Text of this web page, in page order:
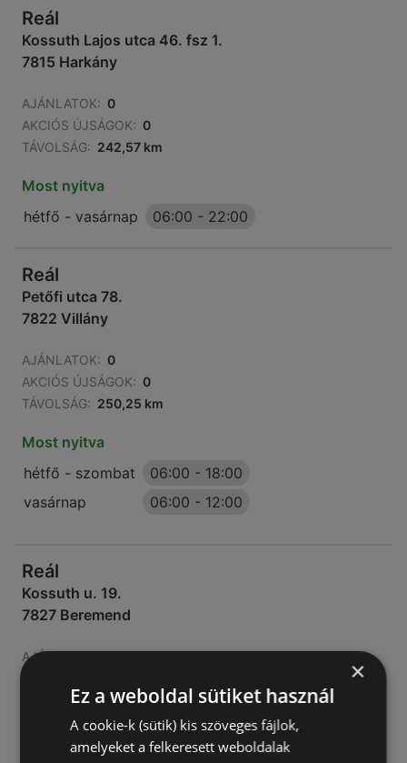
Reál
Kossuth Lajos utca 46. fsz 1.
7815 Harkány
AJÁNLATOK: 0
AKCIÓS ÚJSÁGOK: 0
TÁVOLSÁG: 242,57 km
Most nyitva
hétfő - vasárnap
06:00 - 22:00
Reál
Petőfi utca 78.
7822 Villány
AJÁNLATOK: 0
AKCIÓS ÚJSÁGOK: 0
TÁVOLSÁG: 250,25 km
Most nyitva
hétfő - szombat
06:00 - 18:00
vasárnap
06:00 - 12:00
Reál
Kossuth u. 19.
7827 Beremend
AJÁNLATOK: 0
TÁVOLSÁG: 257,07 km
×
Ez a weboldal sütiket használ
A cookie-k (sütik) kis szöveges fájlok,
amelyeket a felkeresett weboldalak